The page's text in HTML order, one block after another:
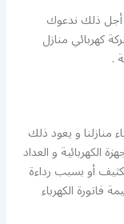
أجل ذلك ندعوك
كهربائي منازل
و يعود ذلك
الكهربائية و العداد
أو بسبب رداءة
فاتورة الكهرباء